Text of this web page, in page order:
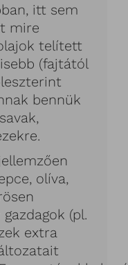
itt sem
mire
telített
(fajtától
bennük
olíva,
(pl.
extra